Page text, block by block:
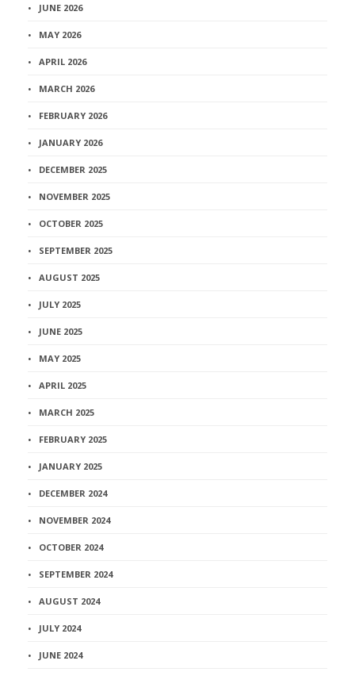
JUNE 2026
MAY 2026
APRIL 2026
MARCH 2026
FEBRUARY 2026
JANUARY 2026
DECEMBER 2025
NOVEMBER 2025
OCTOBER 2025
SEPTEMBER 2025
AUGUST 2025
JULY 2025
JUNE 2025
MAY 2025
APRIL 2025
MARCH 2025
FEBRUARY 2025
JANUARY 2025
DECEMBER 2024
NOVEMBER 2024
OCTOBER 2024
SEPTEMBER 2024
AUGUST 2024
JULY 2024
JUNE 2024